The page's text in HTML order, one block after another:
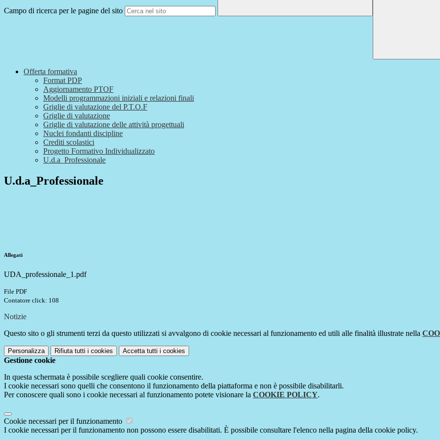
Campo di ricerca per le pagine del sito
Offerta formativa
Format PDP
Aggiornamento PTOF
Modelli programmazioni iniziali e relazioni finali
Griglie di valutazione del P.T.O.F
Griglie di valutazione
Griglie di valutazione delle attività progettuali
Nuclei fondanti discipline
Crediti scolastici
Progetto Formativo Individualizzato
U.d.a_Professionale
U.d.a_Professionale
Allegati
UDA_professionale_1.pdf
File PDF
Contatore click: 108
Notizie
Questo sito o gli strumenti terzi da questo utilizzati si avvalgono di cookie necessari al funzionamento ed utili alle finalità illustrate nella
Personalizza Rifiuta tutti i cookies Accetta tutti i cookies
Gestione cookie
In questa schermata è possibile scegliere quali cookie consentire.
I cookie necessari sono quelli che consentono il funzionamento della piattaforma e non è possibile disabilitarli.
Per conoscere quali sono i cookie necessari al funzionamento potete visionare la COOKIE POLICY.
Cookie necessari per il funzionamento
I cookie necessari per il funzionamento non possono essere disabilitati. È possibile consultare l'elenco nella pagina della cookie policy.